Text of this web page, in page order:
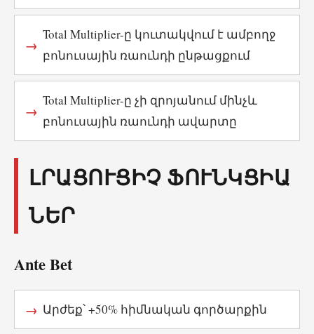
Total Multiplier-ը կուտակվում է ամբողջ
բոնուսային ռաունդի ընթացքում
Total Multiplier-ը չի զրոյանում մինչև
բոնուսային ռաունդի ավարտը
ԼՐԱՑՈՒՑԻՉ ՖՈՒՆԿՑԻԱ
ՆԵՐ
Ante Bet
Արժեք՝ +50% հիմնական գործարքին